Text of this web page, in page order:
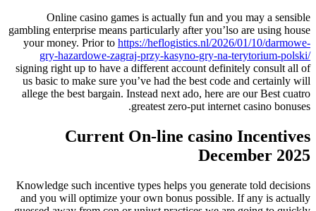
Online casino games is actually fun and you may a sensible
gambling enterprise means particularly after you’lso are using house
your money. Prior to https://heflogistics.nl/2026/01/10/darmowe-
gry-hazardowe-zagraj-przy-kasyno-gry-na-terytorium-polski/
signing right up to have a different account definitely consult all of
us basic to make sure you’ve had the best code and certainly will
allege the best bargain. Instead next ado, here are our Best cuatro
greatest zero-put internet casino bonuses.
Current On-line casino Incentives
December 2025
Knowledge such incentive types helps you generate told decisions
and you will optimize your own bonus possible. If any is actually